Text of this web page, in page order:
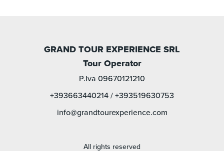
GRAND TOUR EXPERIENCE SRL
Tour Operator
P.Iva 09670121210
+393663440214 / +393519630753
info@grandtourexperience.com
All rights reserved